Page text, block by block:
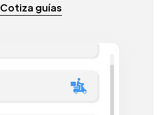
Cotiza guías